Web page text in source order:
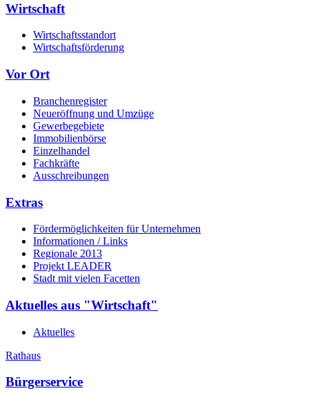
Wirtschaft
Wirtschaftsstandort
Wirtschaftsförderung
Vor Ort
Branchenregister
Neueröffnung und Umzüge
Gewerbegebiete
Immobilienbörse
Einzelhandel
Fachkräfte
Ausschreibungen
Extras
Fördermöglichkeiten für Unternehmen
Informationen / Links
Regionale 2013
Projekt LEADER
Stadt mit vielen Facetten
Aktuelles aus "Wirtschaft"
Aktuelles
Rathaus
Bürgerservice